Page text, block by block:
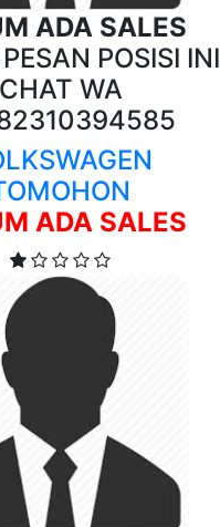
ADA SALES
POSISI INI
CHAT WA
ADA SALES